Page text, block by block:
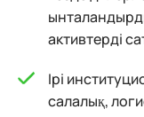
активтерді
Ірі
салалық,